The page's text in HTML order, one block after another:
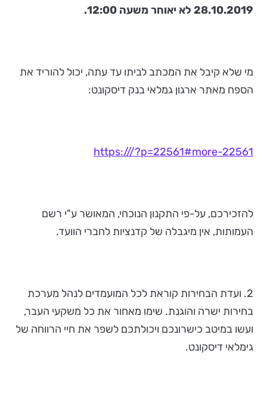
28.10.2019 לא יאוחר משעה 12:00.
מי שלא קיבל את המכתב לביתו עד עתה, יכול להוריד את
הספח מאתר ארגון גמלאי בנק דיסקונט:
https:///?p=22561#more-22561
להזכירכם, על-פי התקנון הנוכחי, המאושר ע"י רשם
העמותות, אין מיגבלה של קדנציות לחברי הוועד.
2. ועדת הבחירות קוראת לכל המועמדים לנהל מערכת
בחירות ישרה והוגנת. שימו מאחור את כל משקעי העבר,
ועשו במיטב כישרונכם ויכולתכם לשפר את חיי הרווחה של
גימלאי דיסקונט.